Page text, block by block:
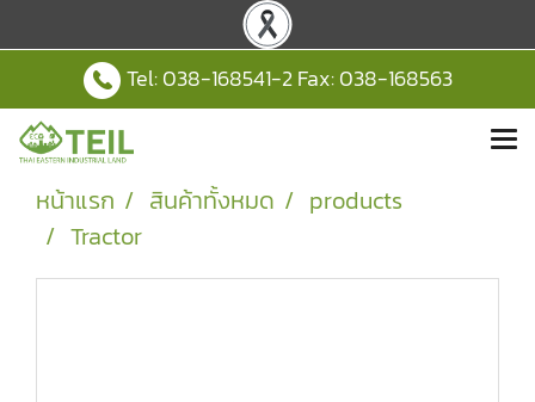
Tel:038-168541-2 Fax: 038-168563
หน้าแรก สินค้าทั้งหมด
products
Tractor